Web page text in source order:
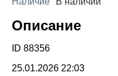
Описание
ID 88356
25.01.2026 22:03